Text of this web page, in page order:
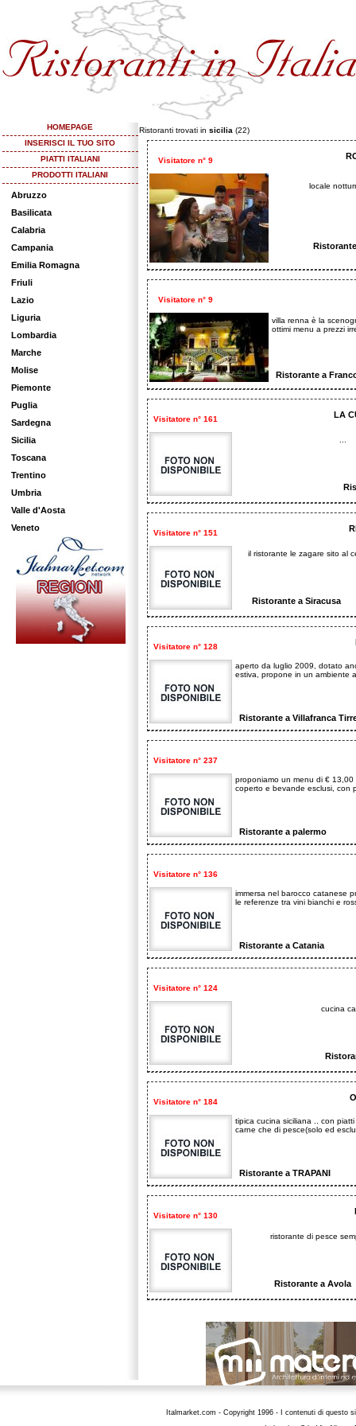
HOMEPAGE
INSERISCI IL TUO SITO
PIATTI ITALIANI
PRODOTTI ITALIANI
Abruzzo
Basilicata
Calabria
Campania
Emilia Romagna
Friuli
Lazio
Liguria
Lombardia
Marche
Molise
Piemonte
Puglia
Sardegna
Sicilia
Toscana
Trentino
Umbria
Valle d'Aosta
Veneto
Ristoranti trovati in sicilia (22)
Visitatore n° 9
locale
Visitatore n° 9
villa renna è la
ottimi menu a prezzi
Ristorante a
Visitatore n° 161 LA
Visitatore n° 151
il ristorante le zagare sito al
Ristorante a Siracusa
Visitatore n° 128
aperto da luglio 2009, dotato
estiva, propone in un ambiente
Ristorante a Villafranca
Visitatore n° 237
proponiamo un menu di €
coperto e bevande esclusi, con
Ristorante a palermo
Visitatore n° 136
immersa nel barocco catanese
le referenze tra vini bianchi e
Ristorante a Catania
Visitatore n° 124
cucina
Visitatore n° 184
tipica cucina siciliana .. con
carne che di pesce(solo ed
Ristorante a TRAPANI
Visitatore n° 130
ristorante di pesce
Ristorante a Avola
Italmarket.com - Copyright 1996 - I contenuti di questo